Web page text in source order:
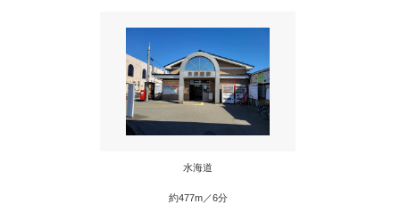
水海道
約477m／6分